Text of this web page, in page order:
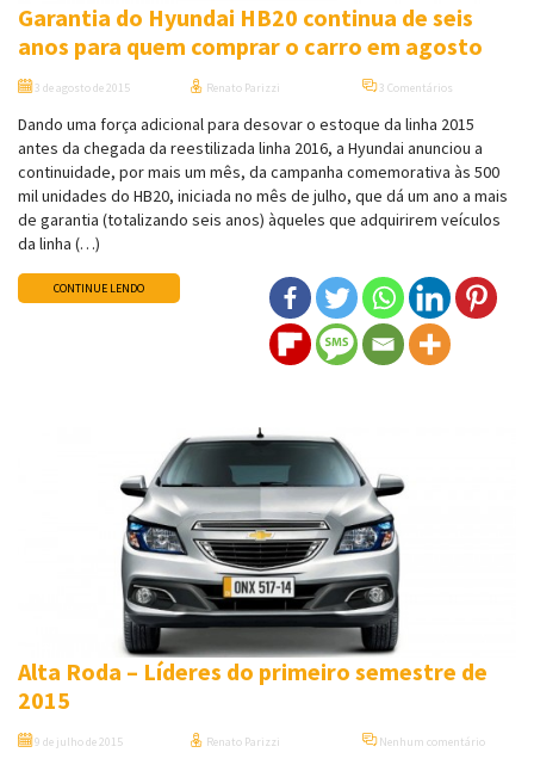
Garantia do Hyundai HB20 continua de seis
anos para quem comprar o carro em agosto
3 de agosto de 2015 Renato Parizzi 3 Comentários
Dando uma força adicional para desovar o estoque da linha 2015
antes da chegada da reestilizada linha 2016, a Hyundai anunciou a
continuidade, por mais um mês, da campanha comemorativa às 500
mil unidades do HB20, iniciada no mês de julho, que dá um ano a mais
de garantia (totalizando seis anos) àqueles que adquirirem veículos
da linha (…)
CONTINUE LENDO
Alta Roda – Líderes do primeiro semestre de
2015
9 de julho de 2015 Renato Parizzi Nenhum comentário